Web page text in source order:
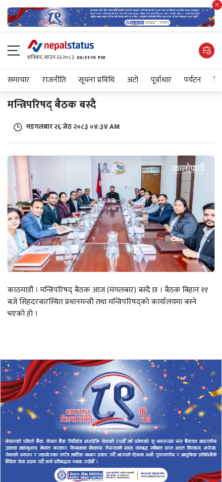
शनिबार, साउन २३ २०८३ 06:51:19 PM
समाचार राजनीति सूचना प्रविधि अटाे पूर्वाधार पर्यटन
मन्त्रिपरिषद् बैठक बस्दै
मङगलबार २६ जेठ २०८३ ०४:३४ AM
काठमाडौं । मन्त्रिपरिषद् बैठक आज (मंगलबार) बस्दै छ । बैठक बिहान ११
बजे सिंहदरबारस्थित प्रधानमन्त्री तथा मन्त्रिपरिषद्को कार्यालयमा बस्ने
भएको हो ।